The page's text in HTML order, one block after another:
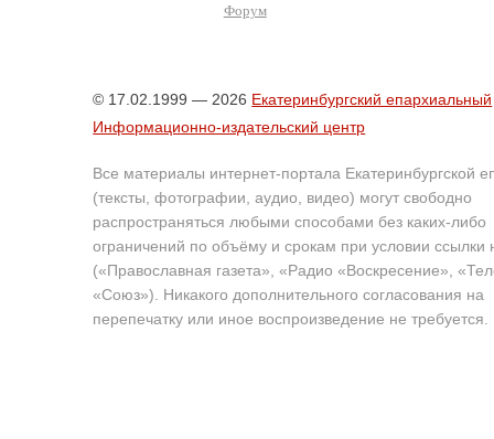
Форум
© 17.02.1999 — 2026 Екатеринбургский епархиальный
Информационно-издательский центр
Все материалы интернет-портала Екатеринбургской
(тексты, фотографии, аудио, видео) могут свободно
распространяться любыми способами без каких-либо
ограничений по объёму и срокам при условии ссылки
(«Православная газета», «Радио «Воскресение»,
«Союз»). Никакого дополнительного согласования на
перепечатку или иное воспроизведение не требуется.